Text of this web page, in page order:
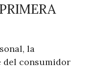
la
del consumidor